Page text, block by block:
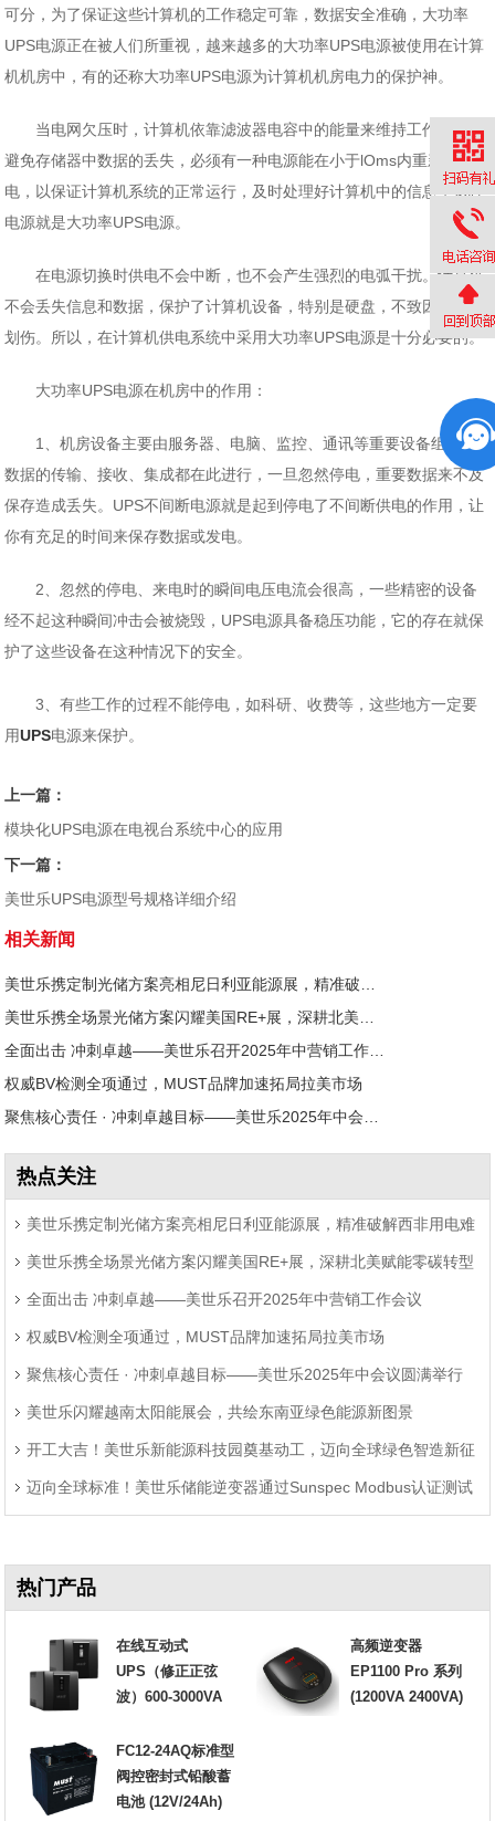
可分，为了保证这些计算机的工作稳定可靠，数据安全准确，大功率
UPS电源正在被人们所重视，越来越多的大功率UPS电源被使用在计算
机机房中，有的还称大功率UPS电源为计算机机房电力的保护神。
当电网欠压时，计算机依靠滤波器电容中的能量来维持工作。为了
避免存储器中数据的丢失，必须有一种电源能在小于lOms内重新送
电，以保证计算机系统的正常运行，及时处理好计算机中的信息，这种
电源就是大功率UPS电源。
在电源切换时供电不会中断，也不会产生强烈的电弧干扰。计算机
不会丢失信息和数据，保护了计算机设备，特别是硬盘，不致因停电而
划伤。所以，在计算机供电系统中采用大功率UPS电源是十分必要的。
大功率UPS电源在机房中的作用：
1、机房设备主要由服务器、电脑、监控、通讯等重要设备组成，
数据的传输、接收、集成都在此进行，一旦忽然停电，重要数据来不及
保存造成丢失。UPS不间断电源就是起到停电了不间断供电的作用，让
你有充足的时间来保存数据或发电。
2、忽然的停电、来电时的瞬间电压电流会很高，一些精密的设备
经不起这种瞬间冲击会被烧毁，UPS电源具备稳压功能，它的存在就保
护了这些设备在这种情况下的安全。
3、有些工作的过程不能停电，如科研、收费等，这些地方一定要
用UPS电源来保护。
上一篇：
模块化UPS电源在电视台系统中心的应用
下一篇：
美世乐UPS电源型号规格详细介绍
相关新闻
美世乐携定制光储方案亮相尼日利亚能源展，精准破解西非用电难题
美世乐携全场景光储方案闪耀美国RE+展，深耕北美赋能零碳转型
全面出击 冲刺卓越——美世乐召开2025年中营销工作会议
权威BV检测全项通过，MUST品牌加速拓局拉美市场
聚焦核心责任 · 冲刺卓越目标——美世乐2025年中会议圆满举行
热点关注
美世乐携定制光储方案亮相尼日利亚能源展，精准破解西非用电难
题 美世乐携全场景光储方案闪耀美国RE+展，深耕北美赋能零碳转型
全面出击 冲刺卓越——美世乐召开2025年中营销工作会议
权威BV检测全项通过，MUST品牌加速拓局拉美市场
聚焦核心责任 · 冲刺卓越目标——美世乐2025年中会议圆满举行
美世乐闪耀越南太阳能展会，共绘东南亚绿色能源新图景
开工大吉！美世乐新能源科技园奠基动工，迈向全球绿色智造新征
程 迈向全球标准！美世乐储能逆变器通过Sunspec Modbus认证测试
热门产品
在线互动式
UPS（修正正弦
波）600-3000VA
高频逆变器
EP1100 Pro 系列
(1200VA 2400VA)
FC12-24AQ标准型
阀控密封式铅酸蓄
电池 (12V/24Ah)